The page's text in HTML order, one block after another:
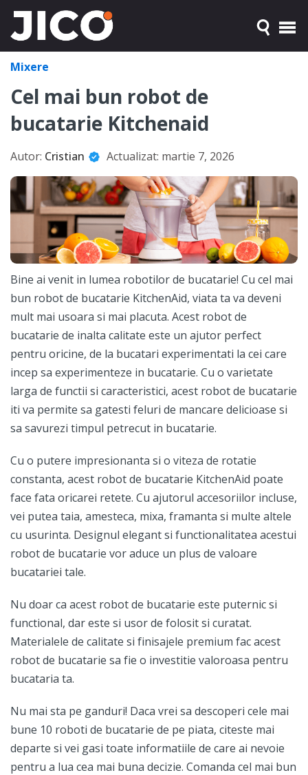
Mixere
Cel mai bun robot de
bucatarie Kitchenaid
Autor: Cristian Actualizat: martie 7, 2026
Bine ai venit in lumea robotilor de bucatarie! Cu cel mai
bun robot de bucatarie KitchenAid, viata ta va deveni
mult mai usoara si mai placuta. Acest robot de
bucatarie de inalta calitate este un ajutor perfect
pentru oricine, de la bucatari experimentati la cei care
incep sa experimenteze in bucatarie. Cu o varietate
larga de functii si caracteristici, acest robot de bucatarie
iti va permite sa gatesti feluri de mancare delicioase si
sa savurezi timpul petrecut in bucatarie.
Cu o putere impresionanta si o viteza de rotatie
constanta, acest robot de bucatarie KitchenAid poate
face fata oricarei retete. Cu ajutorul accesoriilor incluse,
vei putea taia, amesteca, mixa, framanta si multe altele
cu usurinta. Designul elegant si functionalitatea acestui
robot de bucatarie vor aduce un plus de valoare
bucatariei tale.
Nu doar ca acest robot de bucatarie este puternic si
functional, dar este si usor de folosit si curatat.
Materialele de calitate si finisajele premium fac acest
robot de bucatarie sa fie o investitie valoroasa pentru
bucataria ta.
Nu mai sta pe ganduri! Daca vrei sa descoperi cele mai
bune 10 roboti de bucatarie de pe piata, citeste mai
departe si vei gasi toate informatiile de care ai nevoie
pentru a lua cea mai buna decizie. Comanda cel mai bun